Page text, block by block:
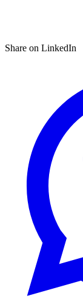
Share on LinkedIn